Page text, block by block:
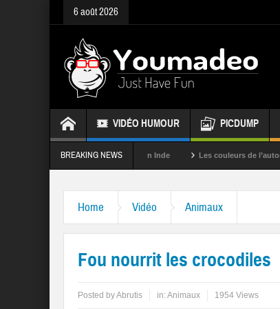
6 août 2026
VIDÉO HUMOUR PICDUMP
BREAKING NEWS
La fête des couleurs en Inde Les couleurs de l’automne
Home Vidéo Animaux
Fou nourrit les crocodiles
Posted byAbrutis in:Animaux 1954 Views